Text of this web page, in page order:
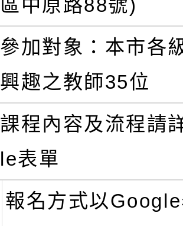
區中原路88號)
參加對象：本市各
興趣之教師35位
課程內容及流程請
le表單
報名方式以